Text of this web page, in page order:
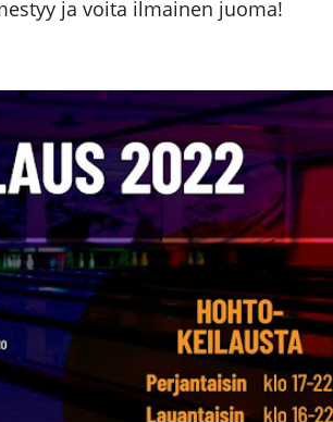
ja voita ilmainen juoma!